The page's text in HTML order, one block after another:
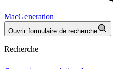
MacGeneration
Ouvrir formulaire de recherche
Recherche